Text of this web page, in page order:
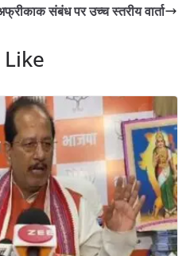
संबंध पर उच्च स्तरीय वार्ता